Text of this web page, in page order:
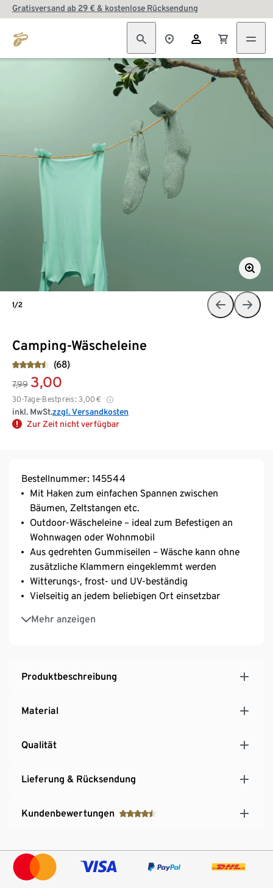
Gratisversand ab 29 € & kostenlose Rücksendung
Camping-Wäscheleine
(68)
7,99 3,00
30-Tage-Bestpreis: 3,00 €
inkl. MwSt.zzgl. Versandkosten
Zur Zeit nicht verfügbar
1/2
Bestellnummer: 145544
Mit Haken zum einfachen Spannen zwischen
Bäumen, Zeltstangen etc.
Outdoor-Wäscheleine – ideal zum Befestigen an
Wohnwagen oder Wohnmobil
Aus gedrehten Gummiseilen – Wäsche kann ohne
zusätzliche Klammern eingeklemmt werden
Witterungs-, frost- und UV-beständig
Vielseitig an jedem beliebigen Ort einsetzbar
Mehr anzeigen
Länge ca. 200 cm, dehnbar auf bis zu ca. 250 cm
Platzsparend verstaubar
Produktbeschreibung
Material
Qualität
Lieferung & Rücksendung
Kundenbewertungen